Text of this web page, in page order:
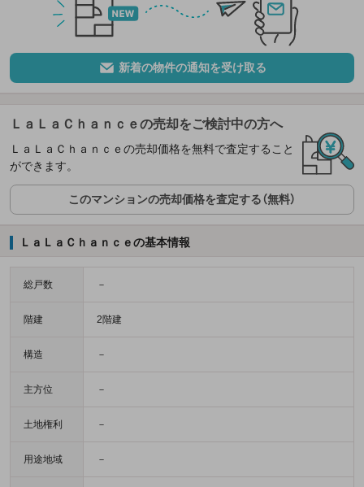
新着の物件の通知を受け取る
ＬａＬａＣｈａｎｃｅの売却をご検討中の方へ
ＬａＬａＣｈａｎｃｅの売却価格を無料で査定すること
ができます。
このマンションの売却価格を査定する（無料）
ＬａＬａＣｈａｎｃｅの基本情報
総戸数 －
階建 2階建
構造 －
主方位 －
土地権利 －
用途地域 －